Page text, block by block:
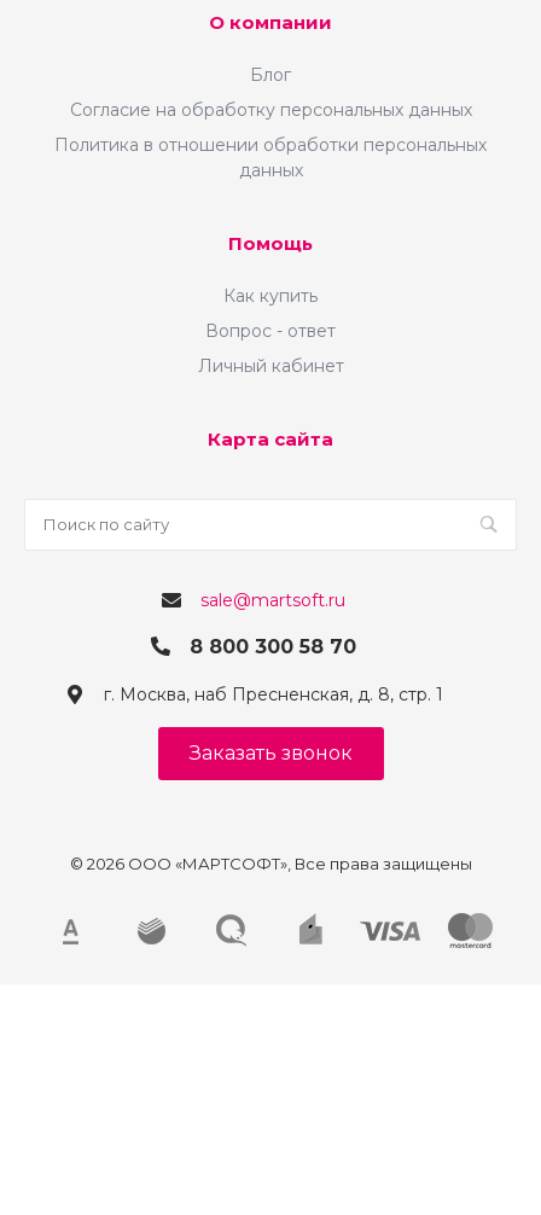
О компании
Блог
Согласие на обработку персональных данных
Политика в отношении обработки персональных
данных
Помощь
Как купить
Вопрос - ответ
Личный кабинет
Карта сайта
sale@martsoft.ru
8 800 300 58 70
г. Москва, наб Пресненская, д. 8, стр. 1
Заказать звонок
© 2026 ООО «МАРТСОФТ», Все права защищены